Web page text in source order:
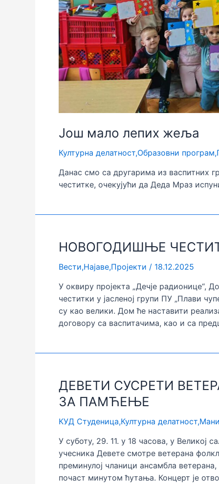
Још мало лепих жеља
Културна делатност,Образовни програм,
Данас смо са другарима из васпитних
честитке, очекујући да Деда Мраз
НОВОГОДИШЊЕ
Вести,Најаве,Пројекти / 18.12.2025
У оквиру пројекта „Дечје радионице“,
честитки у јасленој групи ПУ „Плави
су као велики. Дом ће наставити
договору са васпитачима, као и са
ДЕВЕТИ СУСРЕТИ
ЗА ПАМЋЕЊЕ
КУД Студеница,Културна делатност,
У суботу, 29. 11. у 18 часова, у Великој
учесника Девете смотре ветерана
преминулој чланици ансамбла
почаст минутом ћутања. Концерт је